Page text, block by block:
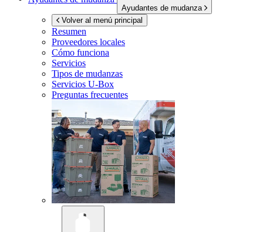
Ayudantes de mudanza
Volver al menú principal
Resumen
Proveedores locales
Cómo funciona
Servicios
Tipos de mudanzas
Servicios U-Box
Preguntas frecuentes